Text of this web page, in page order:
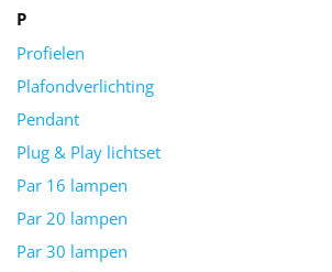
P
Profielen
Plafondverlichting
Pendant
Plug & Play lichtset
Par 16 lampen
Par 20 lampen
Par 30 lampen